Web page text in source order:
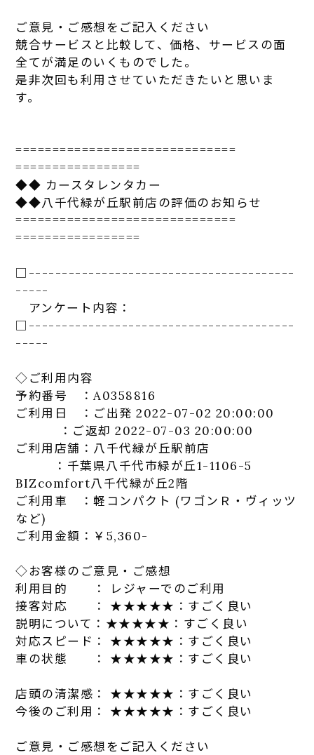
ご意見・ご感想をご記入ください
競合サービスと比較して、価格、サービスの面
全てが満足のいくも のでした。
是非次回も利用させていただきたいと思いま
す。
==============================
=================
◆◆ カースタレンタカー
◆◆八千代緑が丘駅前店の評価のお知らせ
==============================
=================
□----------------------------------------
-----
アンケート 内容：
□----------------------------------------
-----
◇ご利用内容
予約番号 ：A0358816
ご利用日 ：ご出発 2022-07-02 20:00:00
：ご返却 2022-07-03 20:00:00
ご利用店舗： 八千代緑が丘駅前店
：千葉県八千代市緑が丘1-1106-5
BIZcomfort八千代緑が丘2階
ご利用車 ：軽コンパクト (ワゴンＲ・ヴィッツ
など)
ご利用金額：￥5,360-
◇お客様のご意見・ご感想
利用目的 ： レジャーでのご利用
接客対応 ： ★★★★★：すごく良い
説明について：★★★★★：すごく良い
対応スピード： ★★★★★：すごく良い
車の状態 ： ★★★★★：すごく良い
店頭の清潔感： ★★★★★：すごく良い
今後のご利用： ★★★★★：すごく良い
ご意見・ご感想をご記入ください